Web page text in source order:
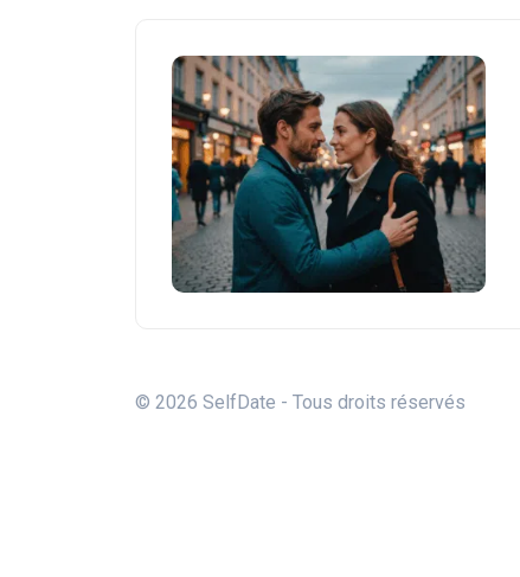
© 2026 SelfDate - Tous droits réservés